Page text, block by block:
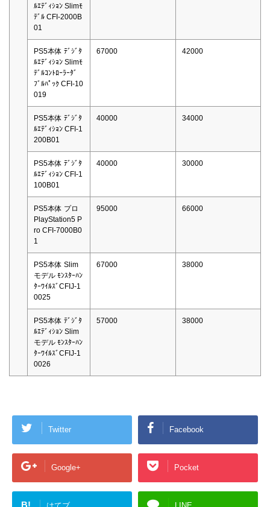
ﾙｴﾃﾞｨｼｮﾝ Slimﾓ
ﾃﾞﾙ CFI-2000B
01
PS5本体 ﾃﾞｼﾞﾀ
ﾙｴﾃﾞｨｼｮﾝ Slimﾓ
ﾃﾞﾙｺﾝﾄﾛｰﾗｰﾀﾞ
ﾌﾞﾙﾊﾟｯｸ CFI-10
019
67000 42000
PS5本体 ﾃﾞｼﾞﾀ
ﾙｴﾃﾞｨｼｮﾝ CFI-1
200B01
40000 34000
PS5本体 ﾃﾞｼﾞﾀ
ﾙｴﾃﾞｨｼｮﾝ CFI-1
100B01
40000 30000
PS5本体 プロ
PlayStation5 P
ro CFI-7000B0
1
95000 66000
PS5本体 Slim
モデル ﾓﾝｽﾀｰﾊﾝ
ﾀｰﾜｲﾙｽﾞCFIJ-1
0025
67000 38000
PS5本体 ﾃﾞｼﾞﾀ
ﾙｴﾃﾞｨｼｮﾝ Slim
モデル ﾓﾝｽﾀｰﾊﾝ
ﾀｰﾜｲﾙｽﾞCFIJ-1
0026
57000 38000
Twitter Facebook
Google+ Pocket
B!